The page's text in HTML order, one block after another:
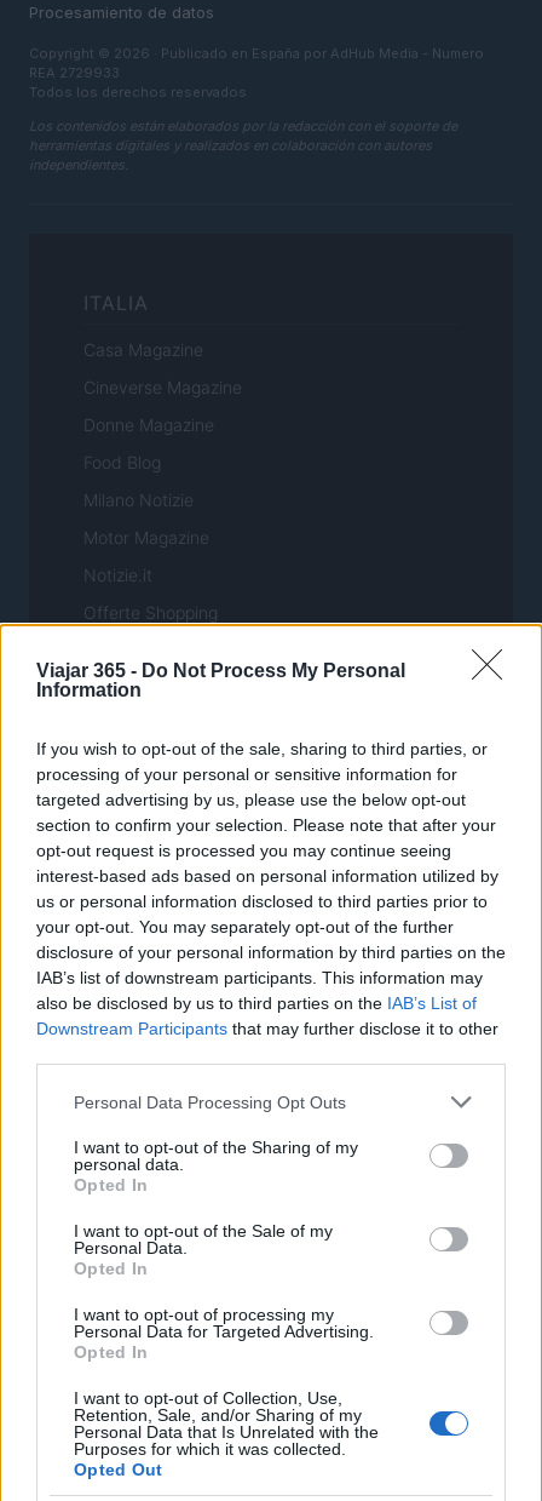
Viajar 365 - Do Not Process My Personal
Information
If you wish to opt-out of the sale, sharing to third parties, or
processing of your personal or sensitive information for
targeted advertising by us, please use the below opt-out
section to confirm your selection. Please note that after your
opt-out request is processed you may continue seeing
interest-based ads based on personal information utilized by
us or personal information disclosed to third parties prior to
your opt-out. You may separately opt-out of the further
disclosure of your personal information by third parties on the
IAB’s list of downstream participants. This information may
also be disclosed by us to third parties on the IAB’s List of
Downstream Participants that may further disclose it to other
Please note that this website/app uses one or more Google
not limited to your visit or usage behaviour. You may click to
grant or deny consent to Google and its third-party tags to
use your data for below specified purposes in below Google
consent section.
Personal Data Processing Opt Outs
I want to opt-out of the Sharing of my
personal data.
Opted In
I want to opt-out of the Sale of my
Personal Data.
Opted In
I want to opt-out of processing my
Personal Data for Targeted Advertising.
Opted In
I want to opt-out of Collection, Use,
Retention, Sale, and/or Sharing of my
Personal Data that Is Unrelated with the
Purposes for which it was collected.
Opted Out
Procesamiento de datos
Copyright © 2026 · Publicado en España por AdHub Media - Numero
REA 2729933
Todos los derechos reservados
Los contenidos están elaborados por la redacción con el soporte de
herramientas digitales y realizados en colaboración con autores
independientes.
ITALIA
Casa Magazine
Cineverse Magazine
Donne Magazine
Food Blog
Milano Notizie
Motor Magazine
Notizie.it
Offerte Shopping
Professione Lavoro
Think.it
Tuobenessere
Viaggiamo
Nonne Magazine
Milano Cortina
Luxury Club
Il Calcio Online
Professione mamma
World Music
Investimenti Magazine
Money 365
B2B Magazine
Day Travel
Tutto Gaming
ESG 365
Food Wiki
FuturoDonna